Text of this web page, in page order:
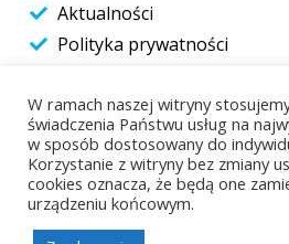
Aktualności
Polityka prywatności
Kontakt
W ramach naszej witryny
świadczenia Państwu usług na
w sposób dostosowany do
Korzystanie z witryny bez zmiany
cookies oznacza, że będą one
urządzeniu końcowym.